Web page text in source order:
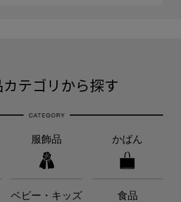
カテゴリから探す
服飾品 かばん
ベビー・キッズ 食品